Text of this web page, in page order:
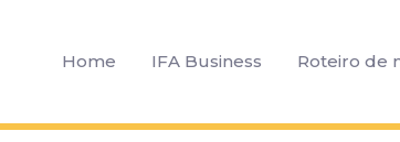
Home IFA Business Roteiro de